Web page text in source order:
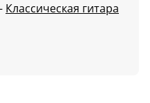
Классическая гитара